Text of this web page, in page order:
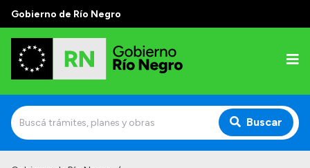
Gobierno de Río Negro
Buscar